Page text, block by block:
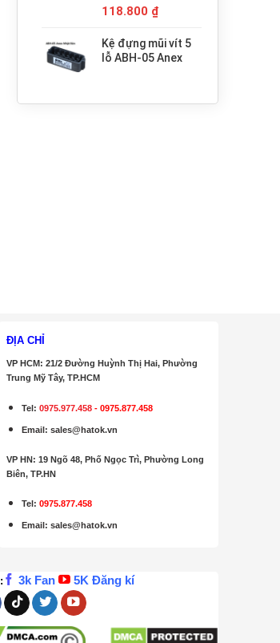
118.800 ₫
Kệ đựng mũi vít 5
lỗ ABH-05 Anex
ĐỊA CHỈ
VP HCM: 21/2 Đường Huỳnh Thị Hai, Phường
Trung Mỹ Tây, TP.HCM
Tel:0975.977.458 -0975.877.458
Email:sales@hatok.vn
VP HN: 19 Ngõ 48, Phố Ngọc Trì, Phường Long
Biên, TP.HN
Tel: 0975.877.458
Email :sales@hatok.vn
: 3k Fan 5K Đăng kí